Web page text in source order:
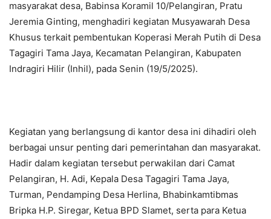
masyarakat desa, Babinsa Koramil 10/Pelangiran, Pratu
Jeremia Ginting, menghadiri kegiatan Musyawarah Desa
Khusus terkait pembentukan Koperasi Merah Putih di Desa
Tagagiri Tama Jaya, Kecamatan Pelangiran, Kabupaten
Indragiri Hilir (Inhil), pada Senin (19/5/2025).
Kegiatan yang berlangsung di kantor desa ini dihadiri oleh
berbagai unsur penting dari pemerintahan dan masyarakat.
Hadir dalam kegiatan tersebut perwakilan dari Camat
Pelangiran, H. Adi, Kepala Desa Tagagiri Tama Jaya,
Turman, Pendamping Desa Herlina, Bhabinkamtibmas
Bripka H.P. Siregar, Ketua BPD Slamet, serta para Ketua